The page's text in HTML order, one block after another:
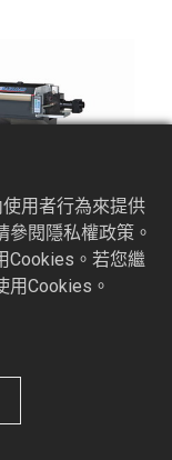
用者行為來提供
閱隱私權政策。
Cookies。若您繼
用Cookies。